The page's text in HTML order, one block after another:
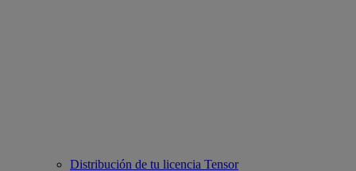
Distribución de tu licencia Tensor